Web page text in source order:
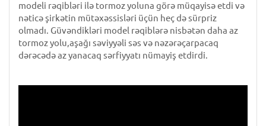
modeli rəqibləri ilə tormoz yoluna görə müqayisə etdi və
nəticə şirkətin mütəxəssisləri üçün heç də sürpriz
olmadı. Güvəndikləri model rəqiblərə nisbətən daha az
tormoz yolu,aşağı səviyyəli səs və nəzərəçarpacaq
dərəcədə az yanacaq sərfiyyatı nümayiş etdirdi.